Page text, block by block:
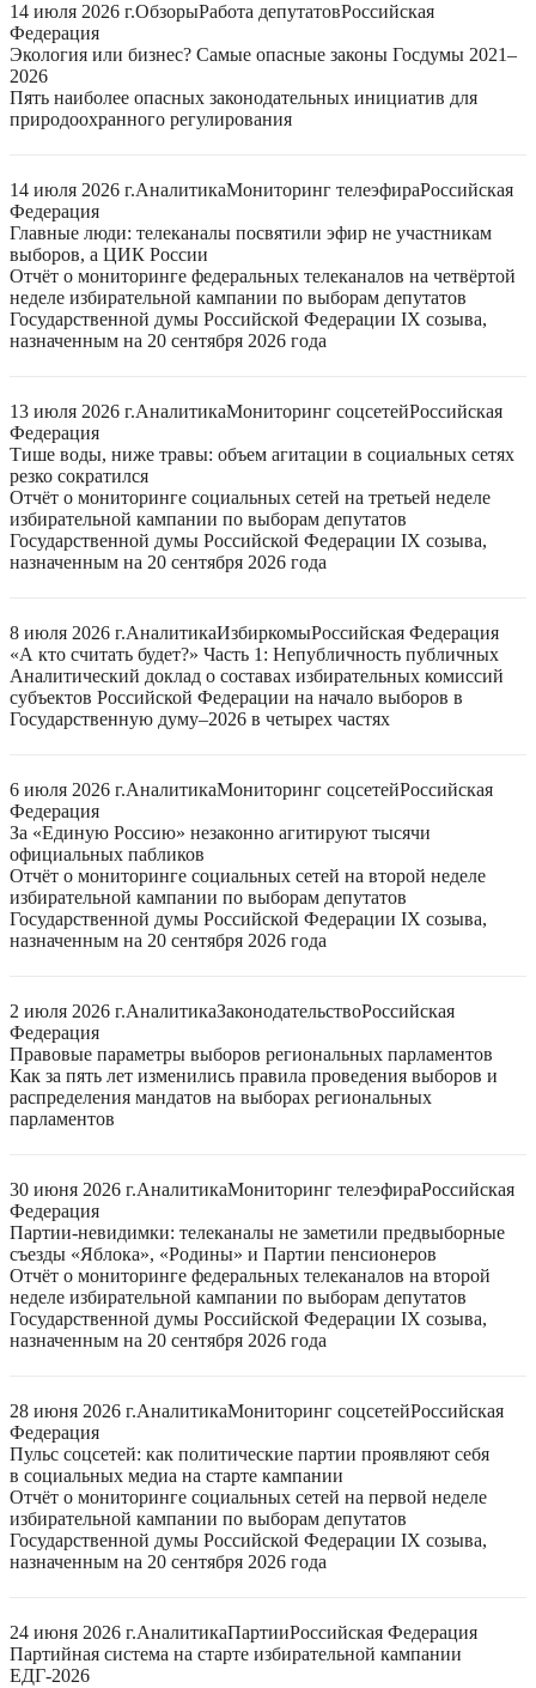
14 июля 2026 г.ОбзорыРабота депутатовРоссийская
Федерация
Экология или бизнес? Самые опасные законы Госдумы 2021–
2026
Пять наиболее опасных законодательных инициатив для
природоохранного регулирования
14 июля 2026 г.АналитикаМониторинг телеэфираРоссийская
Федерация
Главные люди: телеканалы посвятили эфир не участникам
выборов, а ЦИК России
Отчёт о мониторинге федеральных телеканалов на четвёртой
неделе избирательной кампании по выборам депутатов
Государственной думы Российской Федерации IX созыва,
назначенным на 20 сентября 2026 года
13 июля 2026 г.АналитикаМониторинг соцсетейРоссийская
Федерация
Тише воды, ниже травы: объем агитации в социальных сетях
резко сократился
Отчёт о мониторинге социальных сетей на третьей неделе
избирательной кампании по выборам депутатов
Государственной думы Российской Федерации IX созыва,
назначенным на 20 сентября 2026 года
8 июля 2026 г.АналитикаИзбиркомыРоссийская Федерация
«А кто считать будет?» Часть 1: Непубличность публичных
Аналитический доклад о составах избирательных комиссий
субъектов Российской Федерации на начало выборов в
Государственную думу–2026 в четырех частях
6 июля 2026 г.АналитикаМониторинг соцсетейРоссийская
Федерация
За «Единую Россию» незаконно агитируют тысячи
официальных пабликов
Отчёт о мониторинге социальных сетей на второй неделе
избирательной кампании по выборам депутатов
Государственной думы Российской Федерации IX созыва,
назначенным на 20 сентября 2026 года
2 июля 2026 г.АналитикаЗаконодательствоРоссийская
Федерация
Правовые параметры выборов региональных парламентов
Как за пять лет изменились правила проведения выборов и
распределения мандатов на выборах региональных
парламентов
30 июня 2026 г.АналитикаМониторинг телеэфираРоссийская
Федерация
Партии-невидимки: телеканалы не заметили предвыборные
съезды «Яблока», «Родины» и Партии пенсионеров
Отчёт о мониторинге федеральных телеканалов на второй
неделе избирательной кампании по выборам депутатов
Государственной думы Российской Федерации IX созыва,
назначенным на 20 сентября 2026 года
28 июня 2026 г.АналитикаМониторинг соцсетейРоссийская
Федерация
Пульс соцсетей: как политические партии проявляют себя
в социальных медиа на старте кампании
Отчёт о мониторинге социальных сетей на первой неделе
избирательной кампании по выборам депутатов
Государственной думы Российской Федерации IX созыва,
назначенным на 20 сентября 2026 года
24 июня 2026 г.АналитикаПартииРоссийская Федерация
Партийная система на старте избирательной кампании
ЕДГ-2026